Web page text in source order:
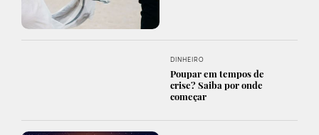
DINHEIRO
Poupar em tempos de
crise? Saiba por onde
começar